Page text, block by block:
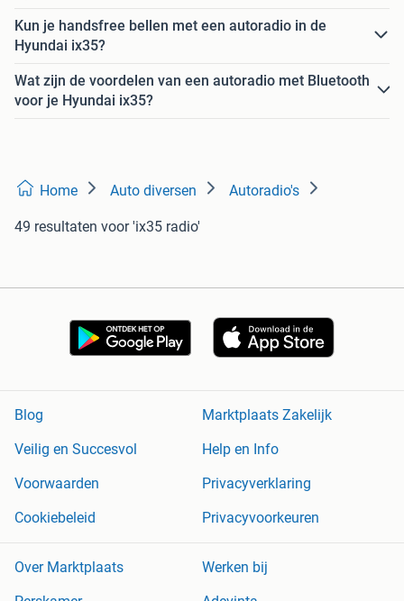
Kun je handsfree bellen met een autoradio in de
Hyundai ix35?
Wat zijn de voordelen van een autoradio met Bluetooth
voor je Hyundai ix35?
Home Auto diversen Autoradio's
49 resultaten voor 'ix35 radio'
Blog
Marktplaats Zakelijk
Veilig en Succesvol
Help en Info
Voorwaarden
Privacyverklaring
Cookiebeleid
Privacyvoorkeuren
Over Marktplaats
Werken bij